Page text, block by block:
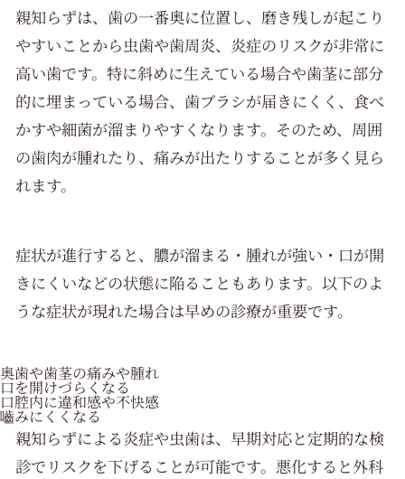
親知らずは、歯の一番奥に位置し、磨き残しが起こり
やすいことから虫歯や歯周炎、炎症のリスクが非常に
高い歯です。特に斜めに生えている場合や歯茎に部分
的に埋まっている場合、歯ブラシが届きにくく、食べ
かすや細菌が溜まりやすくなります。そのため、周囲
の歯肉が腫れたり、痛みが出たりすることが多く見ら
れます。
症状が進行すると、膿が溜まる・腫れが強い・口が開
きにくいなどの状態に陥ることもあります。以下のよ
うな症状が現れた場合は早めの診療が重要です。
奥歯や歯茎の痛みや腫れ
口を開けづらくなる
口腔内に違和感や不快感
嚙みにくくなる
親知らずによる炎症や虫歯は、早期対応と定期的な検
診でリスクを下げることが可能です。悪化すると外科